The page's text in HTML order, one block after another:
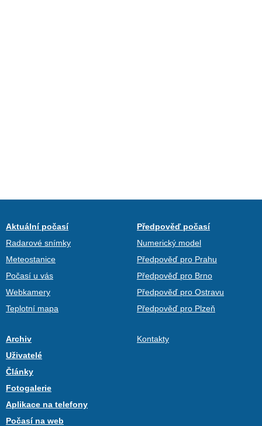
Aktuální počasí
Radarové snímky
Meteostanice
Počasí u vás
Webkamery
Teplotní mapa
Předpověď počasí
Numerický model
Předpověď pro Prahu
Předpověď pro Brno
Předpověď pro Ostravu
Předpověď pro Plzeň
Archiv
Uživatelé
Články
Fotogalerie
Aplikace na telefony
Počasí na web
Kontakty